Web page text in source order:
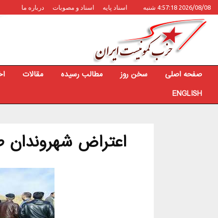
2026/08/08 4:57:18 شنبه اسناد پایه اسناد و مصوبات درباره ما
صفحه اصلی سخن روز مطالب رسیده مقالات
ENGLISH
اعتراض